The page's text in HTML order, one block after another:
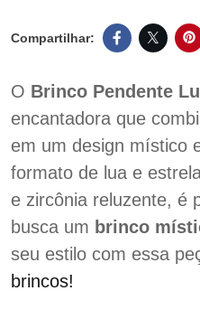
O Brinco Pendente
encantadora que
em um design místico
formato de lua e
e zircônia reluzente, é
busca um brinco
seu estilo com essa
brincos!